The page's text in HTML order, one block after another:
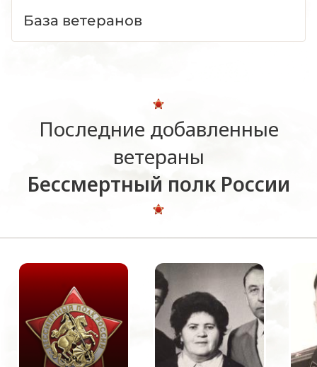
База ветеранов
Последние добавленные
ветераны
Бессмертный полк России